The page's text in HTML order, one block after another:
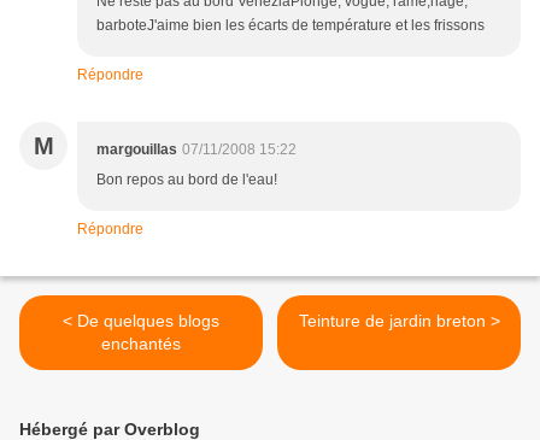
barboteJ'aime bien les écarts de température et les frissons
Répondre
M margouillas 07/11/2008 15:22
Bon repos au bord de l'eau!
Répondre
< De quelques blogs
enchantés
Teinture de jardin breton >
Hébergé par Overblog